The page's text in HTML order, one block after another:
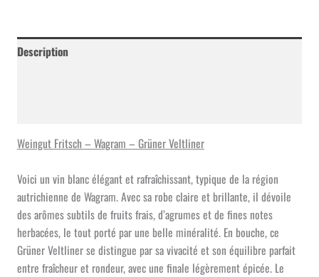
-
Grüner
Description
Weingut Fritsch – Wagram – Grüner Veltliner
Voici un vin blanc élégant et rafraîchissant, typique de la région
autrichienne de Wagram. Avec sa robe claire et brillante, il dévoile
des arômes subtils de fruits frais, d’agrumes et de fines notes
herbacées, le tout porté par une belle minéralité. En bouche, ce
Grüner Veltliner se distingue par sa vivacité et son équilibre parfait
entre fraîcheur et rondeur, avec une finale légèrement épicée. Le